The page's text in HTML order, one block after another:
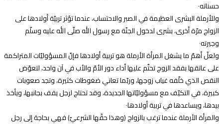
حسناته٠
وللأرملة البشرى العظيمة في الصبر والاحتساب، عندما تؤثر تربيّة أولادها على
الزواج مرّة أخرى، بشرى لدخول الجنّة مع رسول الله صلّى الله عليه وسلّم
وجيرته٠
ولعلّ أهمّ ما يشغل المرأة الأرملة هو تربية أولادها فإنّ المسؤوليّات المتراكمة
على عاتقها بفقد الزوج تحتّم عليها أداء دور الأمّ والأب في آن واحد، لتعوّض
النقص الذي خلّفه غياب زوجها، وربّما تعاني ضغوطات كثيرة، وتجد صعوبات
كبيرة، في التكيّف مع مسؤوليّاتها الجديدة، وقد تحتاج لرجل يقف بجانبها، ويأخذ
بيدها، ويساعدها في تربية أولادها٠
والمرأة الأرملة عندما ترغب بالزواج (وهذا حقّها الشرعيّ) فهي بحاجة إلى رجل